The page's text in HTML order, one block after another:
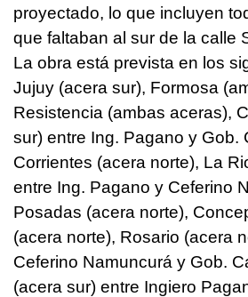
proyectado, lo que incluyen
que faltaban al sur de la calle
La obra está prevista en los
Jujuy (acera sur), Formosa
Resistencia (ambas aceras),
sur) entre Ing. Pagano y Gob.
Corrientes (acera norte), La
entre Ing. Pagano y Ceferino
Posadas (acera norte),
(acera norte), Rosario (acera
Ceferino Namuncurá y Gob.
(acera sur) entre Ingiero